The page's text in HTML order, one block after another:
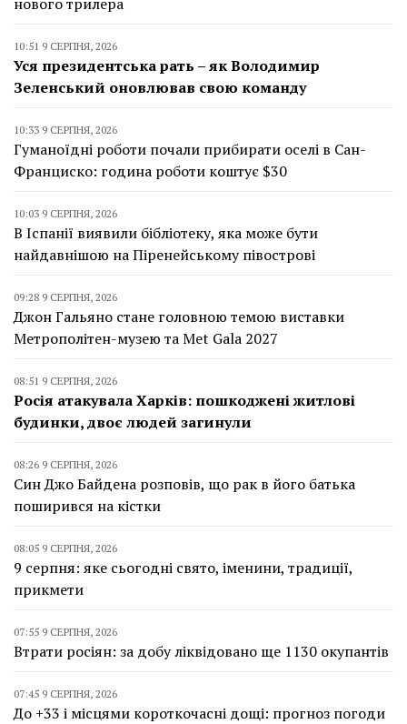
10:51 9 СЕРПНЯ, 2026
Уся президентська рать – як Володимир
Зеленський оновлював свою команду
10:33 9 СЕРПНЯ, 2026
Гуманоїдні роботи почали прибирати оселі в Сан-
Франциско: година роботи коштує $30
10:03 9 СЕРПНЯ, 2026
В Іспанії виявили бібліотеку, яка може бути
найдавнішою на Піренейському півострові
09:28 9 СЕРПНЯ, 2026
Джон Гальяно стане головною темою виставки
Метрополітен-музею та Met Gala 2027
08:51 9 СЕРПНЯ, 2026
Росія атакувала Харків: пошкоджені житлові
будинки, двоє людей загинули
08:26 9 СЕРПНЯ, 2026
Син Джо Байдена розповів, що рак в його батька
поширився на кістки
08:05 9 СЕРПНЯ, 2026
9 серпня: яке сьогодні свято, іменини, традиції,
прикмети
07:55 9 СЕРПНЯ, 2026
Втрати росіян: за добу ліквідовано ще 1130 окупантів
07:45 9 СЕРПНЯ, 2026
До +33 і місцями короткочасні дощі: прогноз погоди